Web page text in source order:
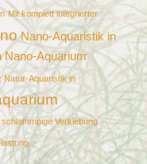
Mit komplett integrierter
Nano-Aquaristik in
Nano-Aquarium
Natur-Aquaristik in
schlammpige Verklebung